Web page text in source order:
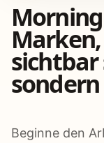
sichtbar
Beginne den